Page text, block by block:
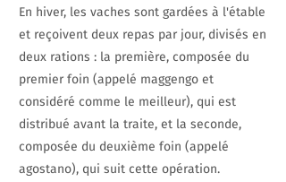
En hiver, les vaches sont gardées à l'étable
et reçoivent deux repas par jour, divisés en
deux rations : la première, composée du
premier foin (appelé maggengo et
considéré comme le meilleur), qui est
distribué avant la traite, et la seconde,
composée du deuxième foin (appelé
agostano), qui suit cette opération.